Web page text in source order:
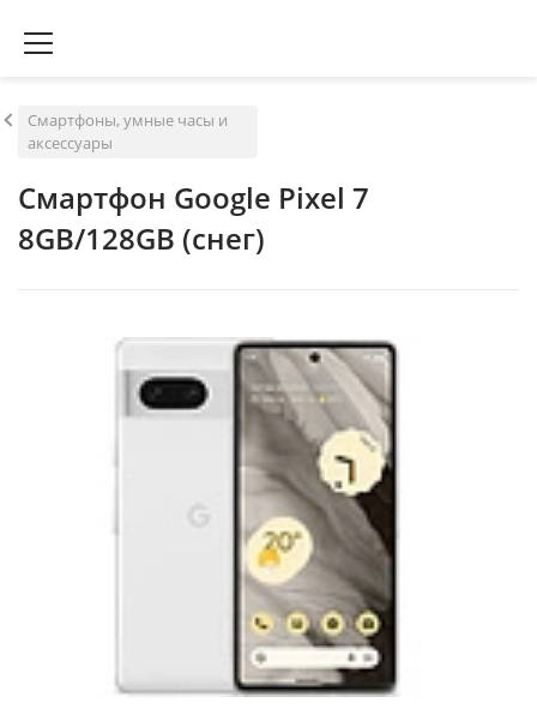
Смартфоны, умные часы и
аксессуары
Смартфон Google Pixel 7
8GB/128GB (снег)